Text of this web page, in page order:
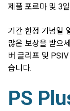
제품 포르마 및 3
기간 한정 기념일
많은 보상을 받으
버 글리프 및
습니다.
PS